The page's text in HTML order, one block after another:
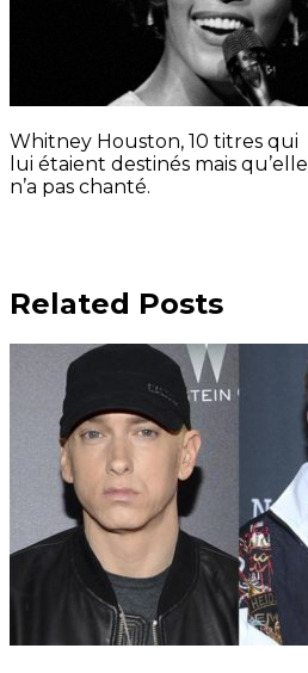
Whitney Houston, 10 titres qui
lui étaient destinés mais qu’elle
n’a pas chanté.
Related Posts